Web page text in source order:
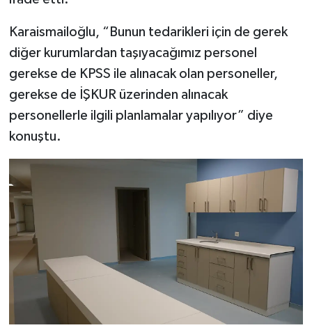
Karaismailoğlu, “Bunun tedarikleri için de gerek
diğer kurumlardan taşıyacağımız personel
gerekse de KPSS ile alınacak olan personeller,
gerekse de İŞKUR üzerinden alınacak
personellerle ilgili planlamalar yapılıyor” diye
konuştu.